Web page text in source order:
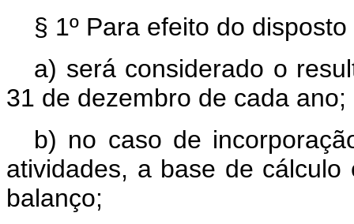
§ 1º Para efeito do
a) será considerado o
31 de dezembro de cada ano;
b) no caso de
atividades, a base de
balanço;